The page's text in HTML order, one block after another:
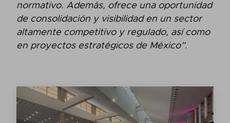
normativo. Además, ofrece una oportunidad
de consolidación y visibilidad en un sector
altamente competitivo y regulado, así como
en proyectos estratégicos de México”.